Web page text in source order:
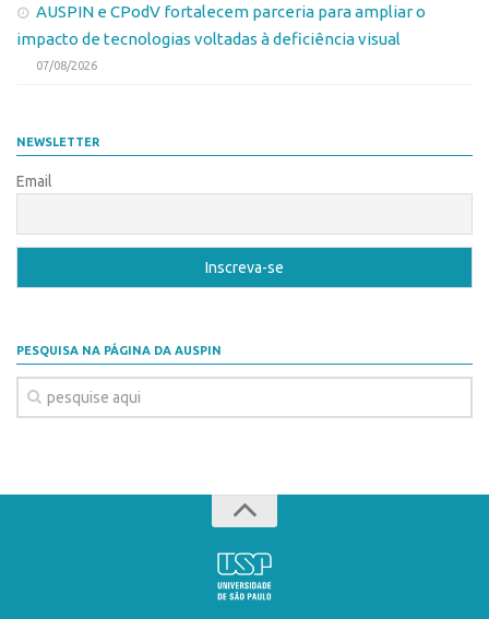
Entidades
Pesquisa
CEPIDs
INCTs
PRPI/USP
Eventos
Bússola da Inovação
AUSPIN e CPodV fortalecem parceria para ampliar o
impacto de tecnologias voltadas à deficiência visual
07/08/2026
NEWSLETTER
Email
PESQUISA NA PÁGINA DA AUSPIN